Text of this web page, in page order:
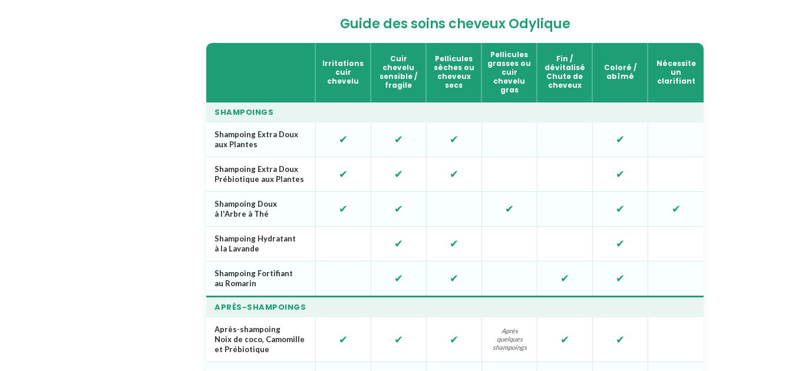
Guide des soins cheveux Odylique
Irritations
cuir
chevelu
Cuir
chevelu
sensible /
fragile
Pellicules
sèches ou
cheveux
secs
Pellicules
grasses ou
cuir
chevelu
gras
Fin /
dévitalisé
Chute de
cheveux
Coloré /
abîmé
Nécessite
un
clarifiant
SHAMPOINGS
Shampoing Extra Doux
aux Plantes
✔ ✔ ✔ ✔
Shampoing Extra Doux
Prébiotique aux Plantes
✔ ✔ ✔ ✔
Shampoing Doux
à l'Arbre à Thé
✔ ✔ ✔ ✔ ✔
Shampoing Hydratant
à la Lavande
✔ ✔ ✔
Shampoing Fortifiant
au Romarin
✔ ✔ ✔ ✔
APRÈS-SHAMPOINGS
Après-shampoing
Noix de coco, Camomille
et Prébiotique
✔ ✔ ✔
Après
quelques
shampoings
✔ ✔